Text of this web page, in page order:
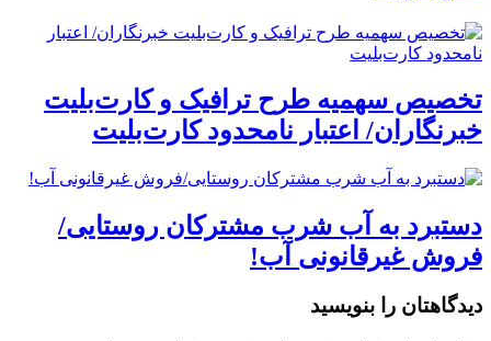
تخصیص سهمیه طرح ترافیک و کارت‌بلیت
خبرنگاران/ اعتبار نامحدود کارت‌بلیت
دستبرد به آب شرب مشترکان روستایی/
فروش غیرقانونی آب!
دیدگاهتان را بنویسید